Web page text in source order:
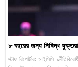
৮ বছরের জন্য নিষিদ্ধ
স্টাফ রিপোর্টার: আইসিসি